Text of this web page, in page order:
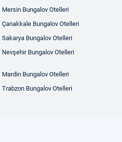
Mersin Bungalov Otelleri
Çanakkale Bungalov Otelleri
Sakarya Bungalov Otelleri
Nevşehir Bungalov Otelleri
Mardin Bungalov Otelleri
Trabzon Bungalov Otelleri